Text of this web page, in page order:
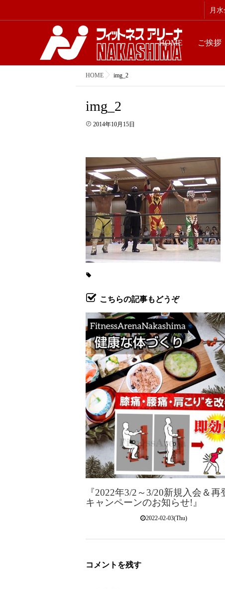
月
HOME ご挨拶
HOME img_2
img_2
2014年10月15日
こちらの記事もどうぞ
『2022年3/2～3/20新規入会＆再
キャンペーンのお知らせ!』
2022-02-03(Thu)
コメントを残す